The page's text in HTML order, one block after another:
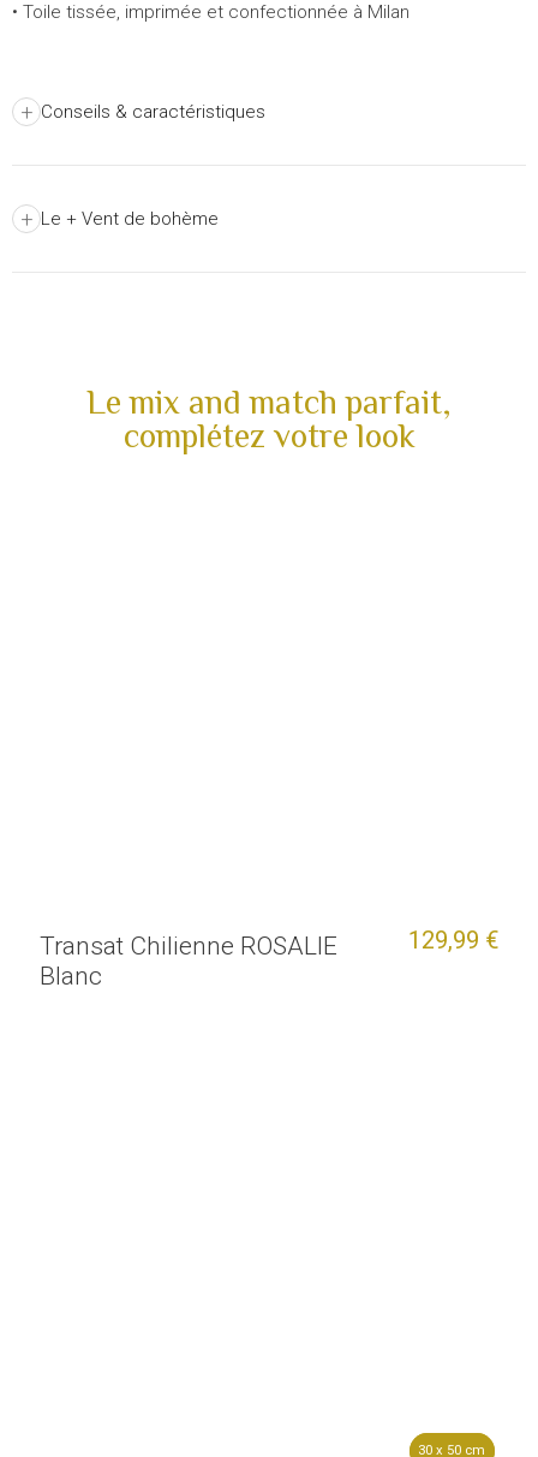
• Toile tissée, imprimée et confectionnée à Milan
+ Conseils & caractéristiques
+ Le + Vent de bohème
Le mix and match parfait,
complétez votre look
Transat Chilienne ROSALIE
Blanc
129,99 €
30 x 50 cm
30 x 50 cm